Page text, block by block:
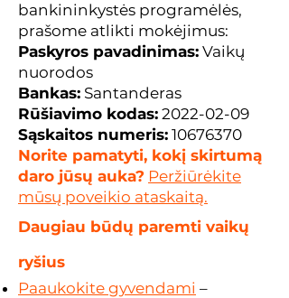
bankininkystės programėlės,
prašome atlikti mokėjimus:
Paskyros pavadinimas: Vaikų
nuorodos
Bankas: Santanderas
Rūšiavimo kodas: 2022-02-09
Sąskaitos numeris: 10676370
Norite pamatyti, kokį skirtumą
daro jūsų auka? Peržiūrėkite
mūsų poveikio ataskaitą.
Daugiau būdų paremti vaikų
ryšius
Paaukokite gyvendami –